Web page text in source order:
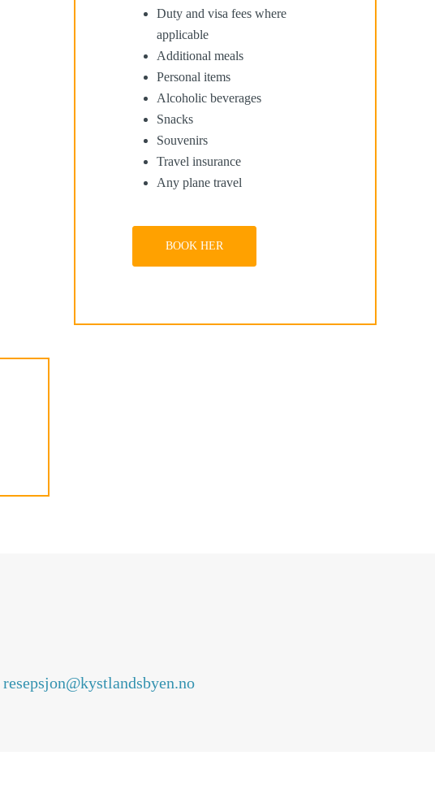
Duty and visa fees where
applicable
Additional meals
Personal items
Alcoholic beverages
Snacks
Souvenirs
Travel insurance
Any plane travel
BOOK HER
resepsjon@kystlandsbyen.no